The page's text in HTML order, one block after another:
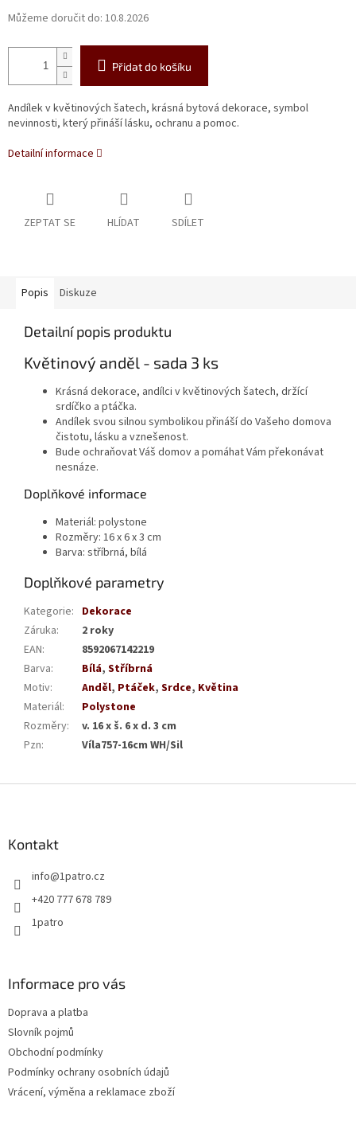
Můžeme doručit do: 10.8.2026
Přidat do košíku
Andílek v květinových šatech, krásná bytová dekorace, symbol
nevinnosti, který přináší lásku, ochranu a pomoc.
Detailní informace
ZEPTAT SE HLÍDAT SDÍLET
Popis Diskuze
Detailní popis produktu
Květinový anděl - sada 3 ks
Krásná dekorace, andílci v květinových šatech, držící
srdíčko a ptáčka.
Andílek svou silnou symbolikou přináší do Vašeho domova
čistotu, lásku a vznešenost.
Bude ochraňovat Váš domov a pomáhat Vám překonávat
nesnáze.
Doplňkové informace
Materiál: polystone
Rozměry: 16 x 6 x 3 cm
Barva: stříbrná, bílá
Doplňkové parametry
Kategorie: Dekorace
Záruka:
2 roky
EAN:
8592067142219
Barva: Bílá, Stříbrná
Motiv: Anděl, Ptáček, Srdce, Květina
Materiál:
Polystone
Rozměry:
v. 16 x š. 6 x d. 3 cm
Pzn: Víla757-16cm WH/Sil
Kontakt
info@1patro.cz
+420 777 678 789
1patro
Informace pro vás
Doprava a platba
Slovník pojmů
Obchodní podmínky
Podmínky ochrany osobních údajů
Vrácení, výměna a reklamace zboží